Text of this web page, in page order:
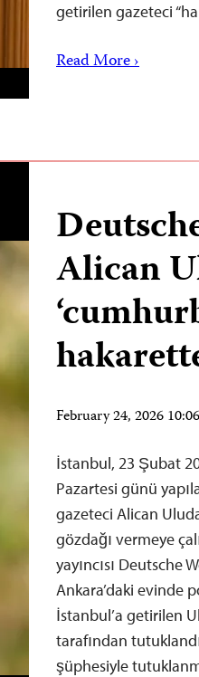
getirilen gazeteci
Read More ›
Alican
February 24, 2026
İstanbul, 23 Şubat
Pazartesi günü
gazeteci Alican
gözdağı vermeye
yayıncısı Deutsche
Ankara’daki evinde
İstanbul’a getirilen
tarafından
şüphesiyle